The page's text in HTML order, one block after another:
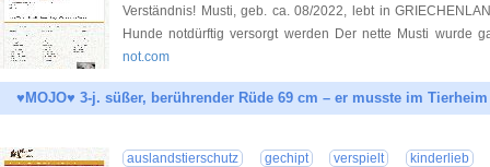
Verständnis! Musti, geb. ca. 08/2022, lebt in
Hunde notdürftig versorgt werden Der nette Musti wurde
not.com
♥MOJO♥ 3-j. süßer, berührender Rüde 69 cm – er musste im
auslandstierschutz gechipt verspielt
kinderlieb